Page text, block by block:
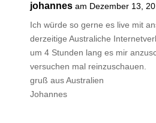
johannes am Dezember 13,
Ich würde so gerne es live mit
derzeitige Australiche
um 4 Stunden lang es mir
versuchen mal reinzuschauen.
gruß aus Australien
Johannes